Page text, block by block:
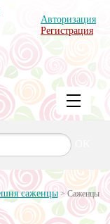
Авторизация
Регистрация
саженцы> Саженцы